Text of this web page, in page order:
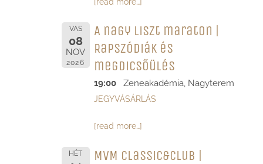
VAS
08
NOV
2026
A nagy liszt maraton |
Rapszódiák és
megdicsőülés
19:00 Zeneakadémia, Nagyterem
JEGYVÁSÁRLÁS
[read more…]
HÉT
MVM Classic&Club |